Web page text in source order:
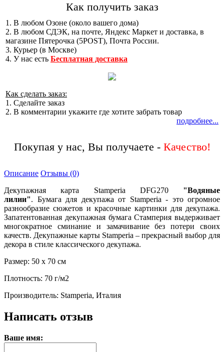
Как получить заказ
1. В любом Озоне (около вашего дома)
2. В любом СДЭК, на почте, Яндекс Маркет и доставка, в
магазине Пятерочка (5POST), Почта России.
3. Курьер (в Москве)
4. У нас есть Бесплатная доставка
Как сделать заказ:
1. Сделайте заказ
2. В комментарии укажите где хотите забрать товар
подробнее...
Покупая у нас, Вы получаете -
Описание Отзывы (0)
Декупажная карта Stamperia DFG270"Водяные
лилии". Бумага для декупажа от Stamperia - это огромное
разнообразие сюжетов и красочные картинки для декупажа.
Запатентованная декупажная бумага Стамперия выдерживает
многократное сминание и замачивание без потери своих
качеств. Декупажные карты Stamperia – прекрасный выбор для
декора в стиле классического декупажа.
Размер: 50 х 70 см
Плотность: 70 г/м2
Производитель: Stamperia, Италия
Написать отзыв
Ваше имя: